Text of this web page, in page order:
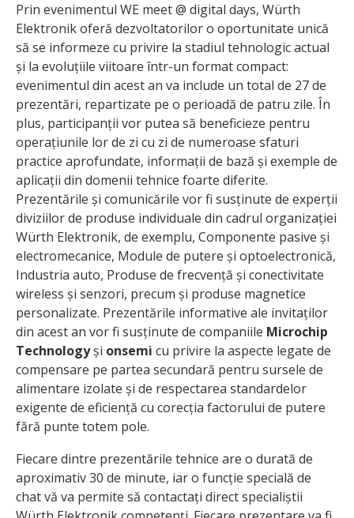
Prin evenimentul WE meet @ digital days, Würth
Elektronik oferă dezvoltatorilor o oportunitate unică
să se informeze cu privire la stadiul tehnologic actual
și la evoluțiile viitoare într-un format compact:
evenimentul din acest an va include un total de 27 de
prezentări, repartizate pe o perioadă de patru zile. În
plus, participanții vor putea să beneficieze pentru
operațiunile lor de zi cu zi de numeroase sfaturi
practice aprofundate, informații de bază și exemple de
aplicații din domenii tehnice foarte diferite.
Prezentările și comunicările vor fi susținute de experții
diviziilor de produse individuale din cadrul organizației
Würth Elektronik, de exemplu, Componente pasive și
electromecanice, Module de putere și optoelectronică,
Industria auto, Produse de frecvență și conectivitate
wireless și senzori, precum și produse magnetice
personalizate. Prezentările informative ale invitaților
din acest an vor fi susținute de companiile Microchip
Technologyși onsemi cu privire la aspecte legate de
compensare pe partea secundară pentru sursele de
alimentare izolate și de respectarea standardelor
exigente de eficiență cu corecția factorului de putere
fără punte totem pole.
Fiecare dintre prezentările tehnice are o durată de
aproximativ 30 de minute, iar o funcție specială de
chat vă va permite să contactați direct specialiștii